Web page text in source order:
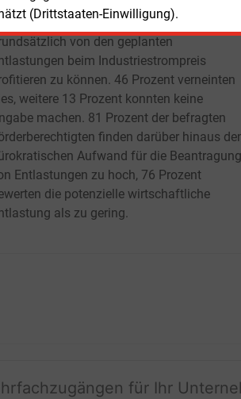
(Drittstaaten-Einwilligung).
nach den Kriterien der
Union zu stehen und damit
von den geplanten
beim Industriestrompreis
zu können. 46 Prozent verneinten
weitere 13 Prozent konnten keine
machen. 81
Prozent der befragten
finden darüber hinaus
Aufwand für die Beantragung
Entlastungen zu hoch, 76 Prozent
die potenzielle wirtschaftliche
als zu gering.
für Ihr